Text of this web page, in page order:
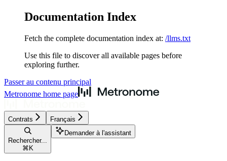
Documentation Index
Fetch the complete documentation index at: /llms.txt
Use this file to discover all available pages before
exploring further.
Passer au contenu principal
Metronome home page
Contrats Français
Rechercher...
⌘ K
Demander à l'assistant